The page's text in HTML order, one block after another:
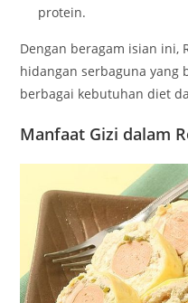
protein.
Dengan beragam isian ini,
hidangan serbaguna yang
berbagai kebutuhan diet
Manfaat Gizi dalam